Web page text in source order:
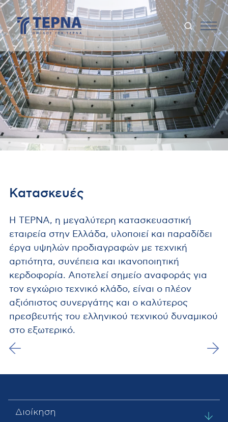
Κατασκευές
Η ΤΕΡΝΑ, η μεγαλύτερη κατασκευαστική
εταιρεία στην Ελλάδα, υλοποιεί και παραδίδει
έργα υψηλών προδιαγραφών με τεχνική
αρτιότητα, συνέπεια και ικανοποιητική
κερδοφορία. Αποτελεί σημείο αναφοράς για
τον εγχώριο τεχνικό κλάδο, είναι ο πλέον
αξιόπιστος συνεργάτης και ο καλύτερος
πρεσβευτής του ελληνικού τεχνικού δυναμικού
στο εξωτερικό.
Διοίκηση